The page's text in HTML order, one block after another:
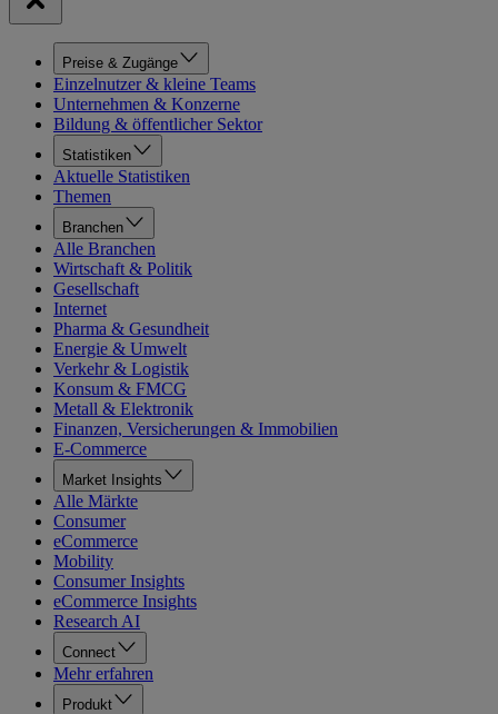
Preise & Zugänge
Einzelnutzer & kleine Teams
Unternehmen & Konzerne
Bildung & öffentlicher Sektor
Statistiken
Aktuelle Statistiken
Themen
Branchen
Alle Branchen
Wirtschaft & Politik
Gesellschaft
Internet
Pharma & Gesundheit
Energie & Umwelt
Verkehr & Logistik
Konsum & FMCG
Metall & Elektronik
Finanzen, Versicherungen & Immobilien
E-Commerce
Market Insights
Alle Märkte
Consumer
eCommerce
Mobility
Consumer Insights
eCommerce Insights
Research AI
Connect
Mehr erfahren
Produkt